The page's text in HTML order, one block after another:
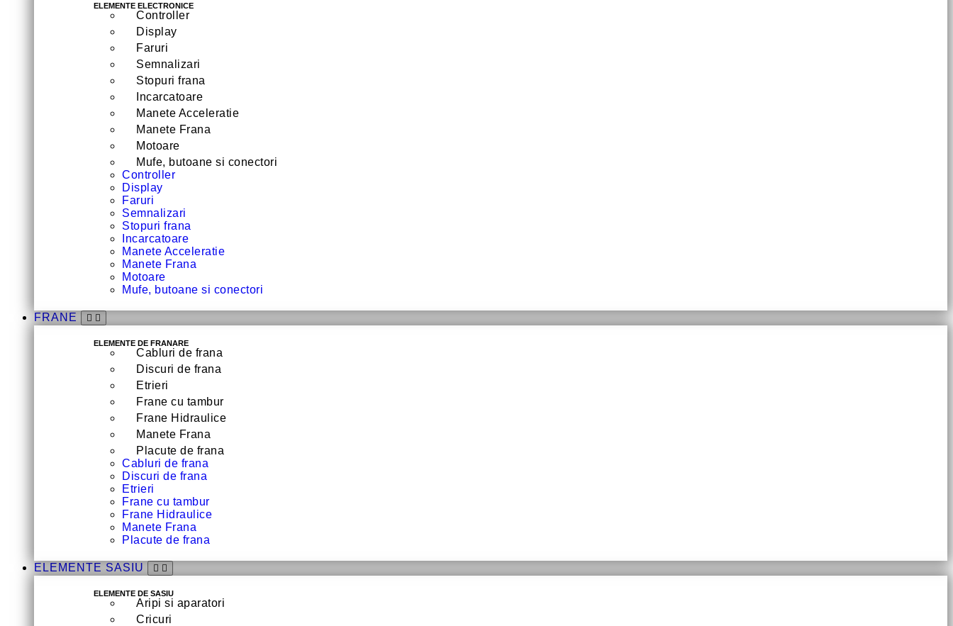
ELEMENTE ELECTRONICE
Controller
Display
Faruri
Semnalizari
Stopuri frana
Incarcatoare
Manete Acceleratie
Manete Frana
Motoare
Mufe, butoane si conectori
Controller
Display
Faruri
Semnalizari
Stopuri frana
Incarcatoare
Manete Acceleratie
Manete Frana
Motoare
Mufe, butoane si conectori
FRANE
ELEMENTE DE FRANARE
Cabluri de frana
Discuri de frana
Etrieri
Frane cu tambur
Frane Hidraulice
Manete Frana
Placute de frana
Cabluri de frana
Discuri de frana
Etrieri
Frane cu tambur
Frane Hidraulice
Manete Frana
Placute de frana
ELEMENTE SASIU
ELEMENTE DE SASIU
Aripi si aparatori
Cricuri